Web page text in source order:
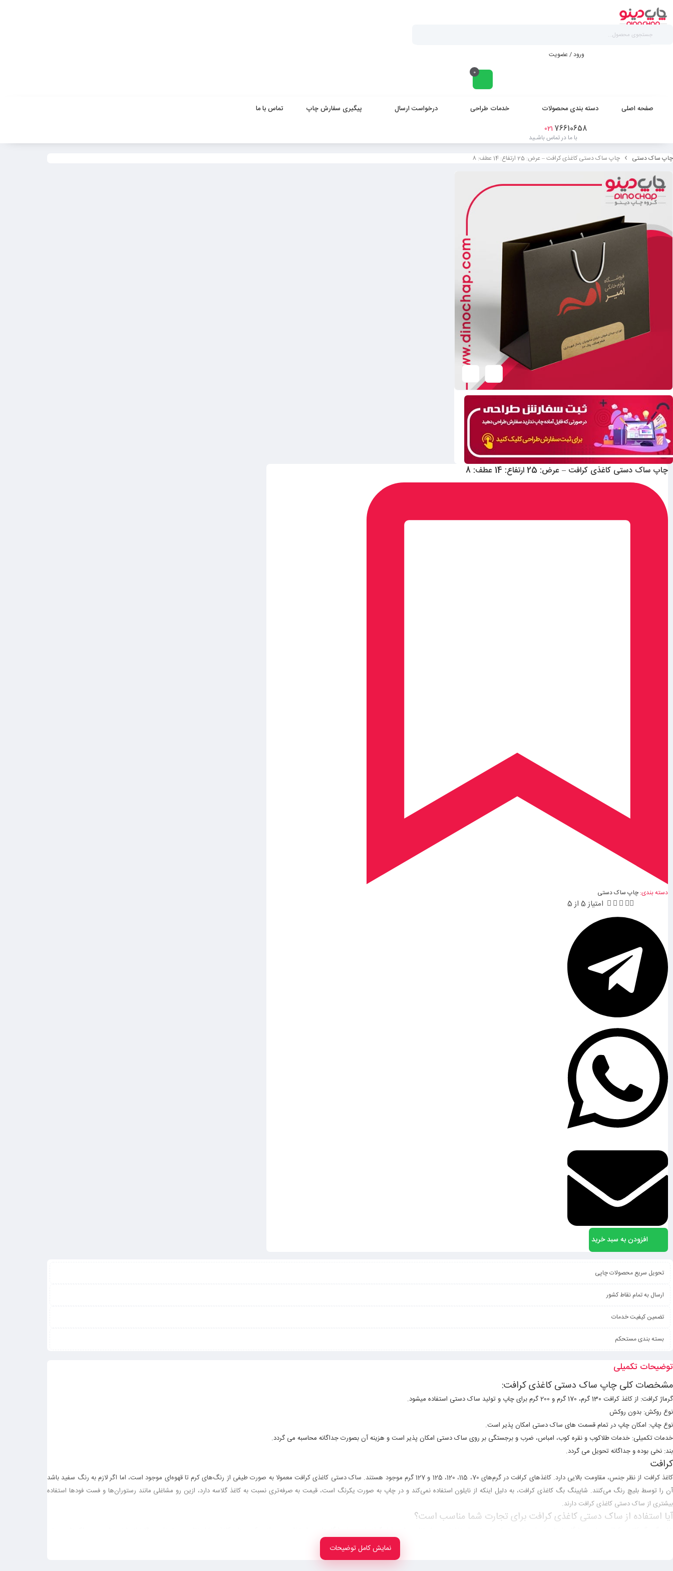
ورود / عضویت
0
صفحه اصلی دسته بندی محصولات خدمات طراحی درخواست ارسال پیگیری سفارش چاپ تماس با ما
76610658
021
با ما در تماس باشـید
چاپ ساک دستی چاپ ساک دستی کاغذی کرافت – عرض: 25 ارتفاع: 14 عطف: 8
چاپ ساک دستی کاغذی کرافت – عرض: 25 ارتفاع: 14 عطف: 8
دسته بندی: چاپ ساک دستی
    امتیاز 5 از 5
افزودن به سبد خرید
تحویل سریع محصولات چاپی
ارسال به تمام نقاط کشور
تضمین کیفیت خدمات
بسته بندی مستحکم
توضیحات تکمیلی
مشخصات کلی چاپ ساک دستی کاغذی کرافت:
گرماژ کرافت: از کاغذ کرافت 130 گرم، 170 گرم و 200 گرم برای چاپ و تولید ساک دستی استفاده میشود.
نوع روکش: بدون روکش
نوع چاپ: امکان چاپ در تمام قسمت های ساک دستی امکان پذیر است.
خدمات تکمیلی: خدمات طلاکوب و نقره کوب، امباس، ضرب و برجستگی بر روی ساک دستی امکان پذیر است و هزینه آن بصورت جداگانه محاسبه می گردد.
بند: نخی بوده و جداگانه تحویل می گردد.
کرافت
کاغذ کرافت از نظر جنس، مقاومت بالایی دارد. کاغذ‌های کرافت در گرم‌های 70، 115، 120، 125 و 127 گرم موجود هستند. ساک دستی کاغذیکرافت معمولا به صورت طیفی از رنگ‌های کرم تا قهوه‌ای موجود است، اما اگر لازم به رنگ سفید باشد
آن را توسط بلیچ رنگ می‌کنند. شاپینگ بگ کاغذی کرافت، به دلیل اینکه از نایلون استفاده نمی‌کند و در چاپ به صورت یکرنگ است، قیمت به صرفه‌تری نسبت به کاغذ گلاسه دارد، ازین رو مشاغلی مانند رستوران‌ها و فست فود‌ها استفاده
بیشتری از ساک دستی کاغذی کرافت دارند.
آیا استفاده از ساک دستی کاغذی کرافت برای تجارت شما مناسب است؟
نمایش کامل توضیحات